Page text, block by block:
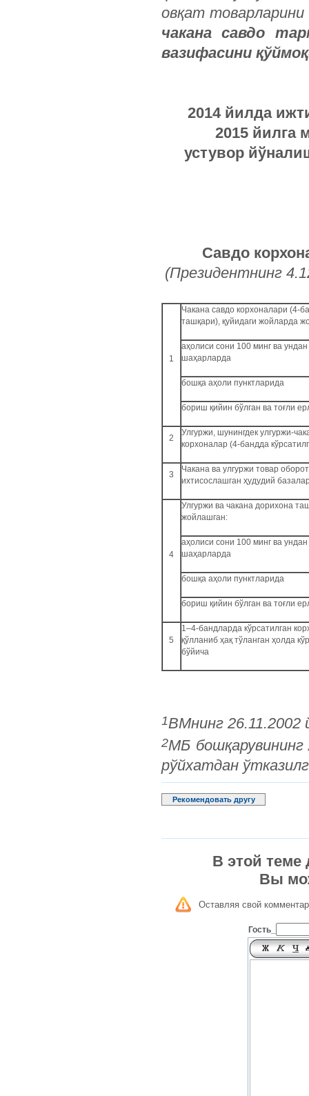
овқат товарларини
чакана савдо
вазифасини
2014 йилда
2015 йилга
устувор
Савдо
(Президентнинг
1
Чакана савдо корхоналари (4-
ташқари), қуйидаги жойларда
аҳолиси сони 100 минг ва
шаҳарларда
бошқа аҳоли пунктларида
бориш қийин бўлган ва тоғли
2
Улгуржи, шунингдек улгуржи-
корхоналар (4-бандда
3
Чакана ва улгуржи товар
ихтисослашган ҳудудий
4
Улгуржи ва чакана дорихона
жойлашган:
аҳолиси сони 100 минг ва
шаҳарларда
бошқа аҳоли пунктларида
бориш қийин бўлган ва тоғли
5
1–4-бандларда кўрсатилган
қўлланиб ҳақ тўланган ҳолда
бўйича
1ВМнинг 26.11.2002
2МБ
рўйхатдан
Рекомендовать другу
В этой теме
Вы
Оставляя свой
Гость_